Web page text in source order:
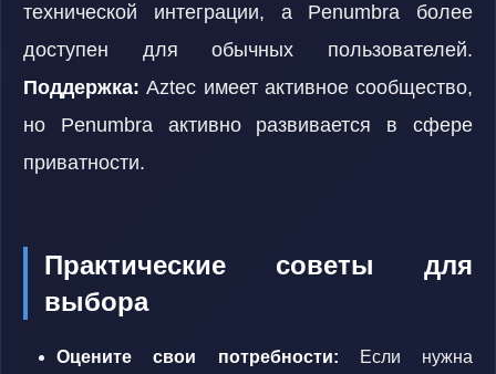
технической интеграции, а Penumbra более
доступен для обычных пользователей.
Поддержка: Aztec имеет активное сообщество,
но Penumbra активно развивается в сфере
приватности.
Практические советы для
выбора
Оцените свои потребности: Если нужна